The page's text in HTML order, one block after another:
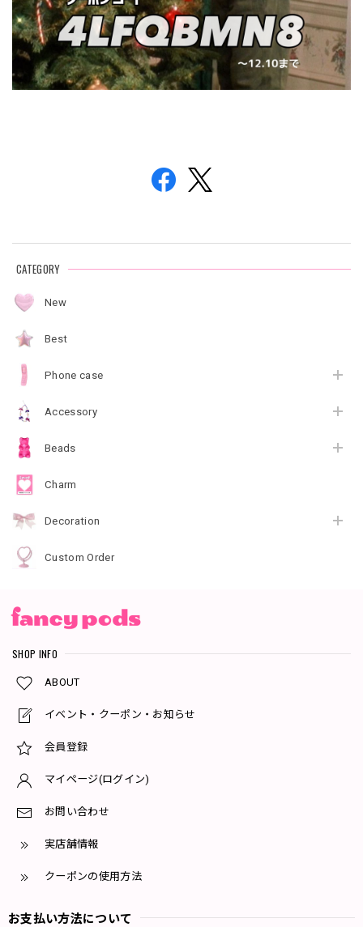
CATEGORY
New
Best
Phone case
Accessory
Beads
Charm
Decoration
Custom Order
SHOP INFO
ABOUT
イベント・クーポン・お知らせ
会員登録
マイページ(ログイン)
お問い合わせ
実店舗情報
クーポンの使用方法
お支払い方法について